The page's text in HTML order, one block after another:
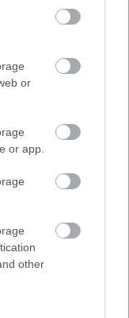
or
or app.
other
sitten
treenit ovat
sijoituksia,
Se on
siihen lopu,
täysillä.
imeytyä,
reidessä
haastava,